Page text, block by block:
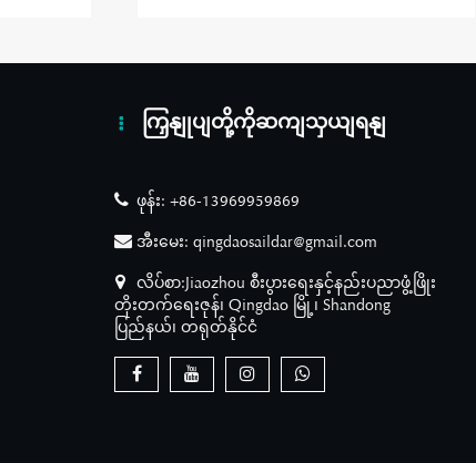
ကြှနျုပျတို့ကိုဆကျသှယျရနျ
ဖုန်း: +86-13969959869
အီးမေး: qingdaosaildar@gmail.com
လိပ်စာ:Jiaozhou စီးပွားရေးနှင့်နည်းပညာဖွံ့ဖြိုး
တိုးတက်ရေးဇုန်၊ Qingdao မြို့၊ Shandong
ပြည်နယ်၊ တရုတ်နိုင်ငံ